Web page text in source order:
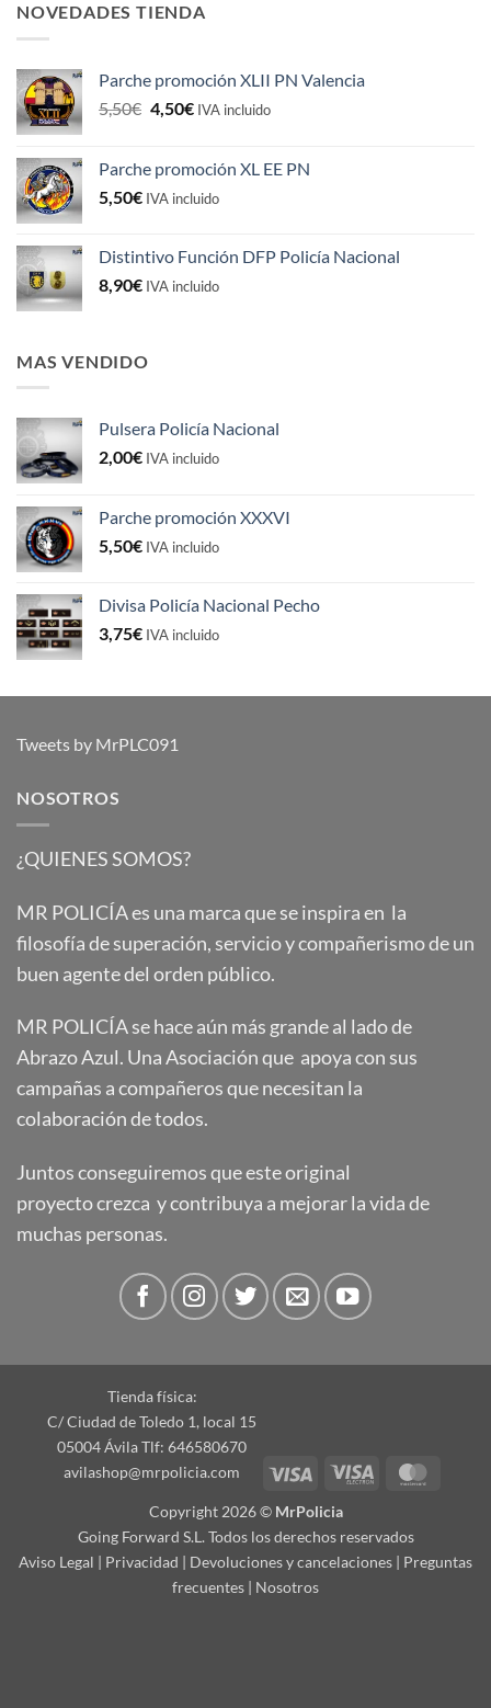
NOVEDADES TIENDA
Parche promoción XLII PN Valencia
5,50€ El
era:
5,50€.
4,50€El
es:
4,50€.
IVA incluido
Parche promoción XL EE PN
5,50€ IVA incluido
Distintivo Función DFP Policía Nacional
8,90€ IVA incluido
MAS VENDIDO
Pulsera Policía Nacional
2,00€ IVA incluido
Parche promoción XXXVI
5,50€ IVA incluido
Divisa Policía Nacional Pecho
3,75€ IVA incluido
Tweets by MrPLC091
NOSOTROS
¿QUIENES SOMOS?
MR POLICÍA es una marca que se inspira en la
filosofía de superación, servicio y compañerismo de un
buen agente del orden público.
MR POLICÍA se hace aún más grande al lado de
Abrazo Azul. Una Asociación que apoya con sus
campañas a compañeros que necesitan la
colaboración de todos.
Juntos conseguiremos que este original
proyecto crezca y contribuya a mejorar la vida de
muchas personas.
Tienda física:
C/ Ciudad de Toledo 1, local 15
05004 Ávila Tlf: 646580670
avilashop@mrpolicia.com
Visa
Visa
Copyright 2026 © MrPolicia
Going Forward S.L. Todos los derechos reservados
Aviso Legal | Privacidad | Devoluciones y cancelaciones | Preguntas
frecuentes | Nosotros